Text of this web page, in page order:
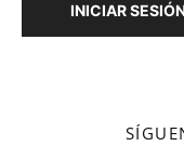
INICIAR